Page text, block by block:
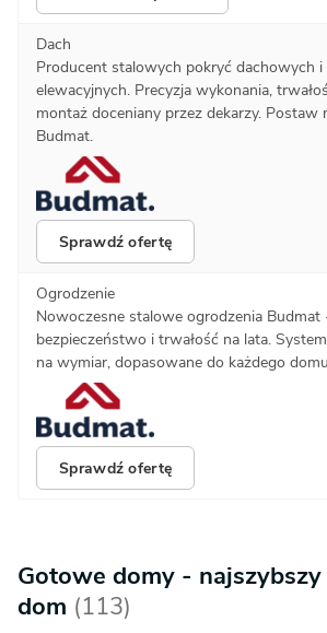
Dach
Producent stalowych pokryć dachowych
elewacyjnych. Precyzja wykonania,
montaż doceniany przez dekarzy. Postaw
Budmat.
Sprawdź ofertę
Ogrodzenie
Nowoczesne stalowe ogrodzenia Budmat
bezpieczeństwo i trwałość na lata.
na wymiar, dopasowane do każdego
Sprawdź ofertę
Gotowe domy -
dom (113)